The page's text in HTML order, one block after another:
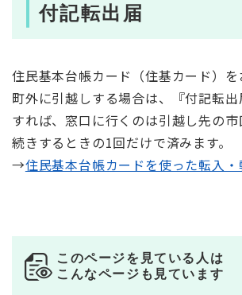
付記転出届
住民基本台帳カード（住基カード）を
町外に引越しする場合は、『付記転
すれば、窓口に行くのは引越し先の
続きするときの1回だけで済みます。
→​住民基本台帳カードを使った転入・
このページを見ている人は
こんなページも見ています